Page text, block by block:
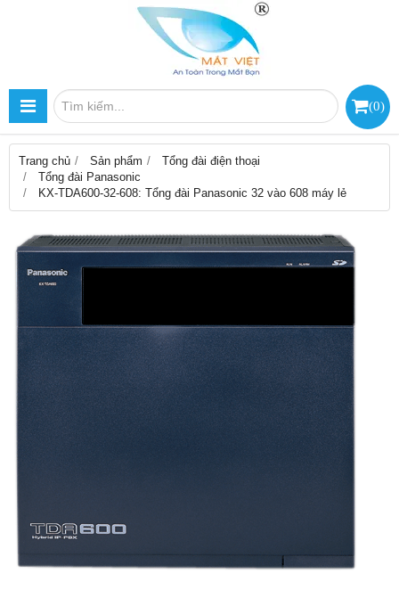
(0)
Trang chủ Sản phẩm
Tổng đài điện thoại
Tổng đài Panasonic
KX-TDA600-32-608: Tổng đài Panasonic 32 vào 608 máy lẻ